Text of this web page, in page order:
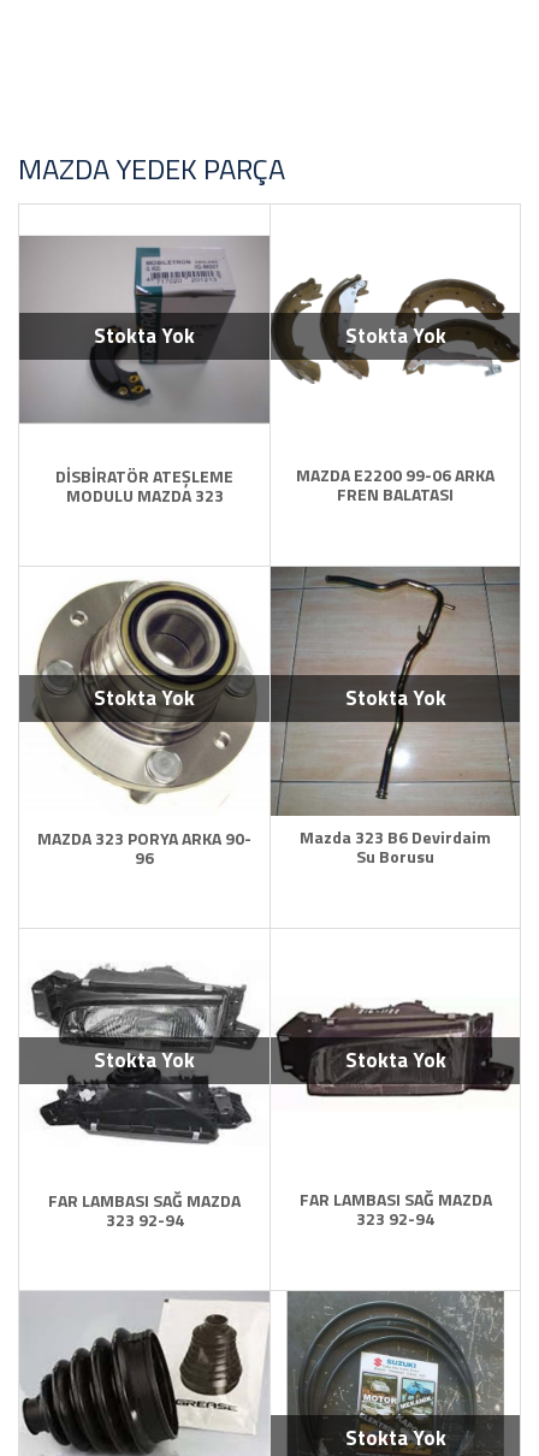
FİYAT ARALIĞI
MAZDA YEDEK PARÇA
Stokta Yok
DİSBİRATÖR ATEŞLEME
MODULU MAZDA 323
Stokta Yok
MAZDA E2200 99-06 ARKA
FREN BALATASI
Stokta Yok
MAZDA 323 PORYA ARKA 90-
96
Stokta Yok
Mazda 323 B6 Devirdaim
Su Borusu
Stokta Yok
FAR LAMBASI SAĞ MAZDA
323 92-94
Stokta Yok
FAR LAMBASI SAĞ MAZDA
323 92-94
Stokta Yok